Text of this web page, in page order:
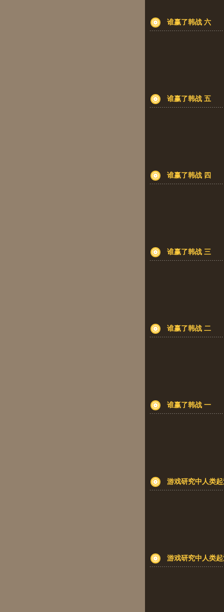
谁赢了韩战 六
谁赢了韩战 五
谁赢了韩战 四
谁赢了韩战 三
谁赢了韩战 二
谁赢了韩战 一
游戏研究中人类
游戏研究中人类